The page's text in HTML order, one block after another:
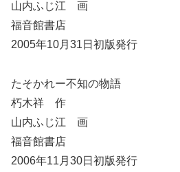
山内ふじ江 画
福音館書店
2005年10月31日初版発行
たそかれー不知の物語
朽木祥 作
山内ふじ江 画
福音館書店
2006年11月30日初版発行